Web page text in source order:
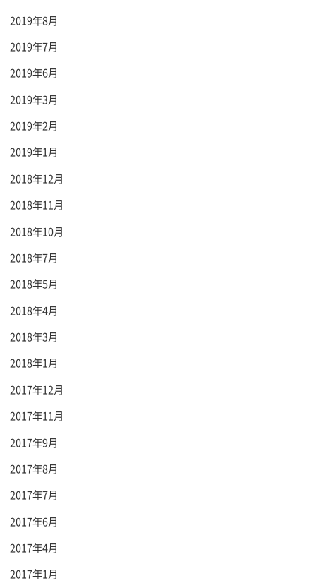
2019年8月
2019年7月
2019年6月
2019年3月
2019年2月
2019年1月
2018年12月
2018年11月
2018年10月
2018年7月
2018年5月
2018年4月
2018年3月
2018年1月
2017年12月
2017年11月
2017年9月
2017年8月
2017年7月
2017年6月
2017年4月
2017年1月